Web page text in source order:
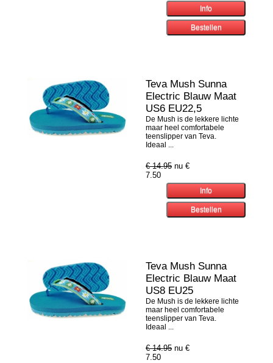
Teva Mush Sunna
Electric Blauw Maat
US6 EU22,5
De Mush is de lekkere lichte
maar heel comfortabele
teenslipper van Teva.
Ideaal ...
€ 14.95 nu €
7.50
Teva Mush Sunna
Electric Blauw Maat
US8 EU25
De Mush is de lekkere lichte
maar heel comfortabele
teenslipper van Teva.
Ideaal ...
€ 14.95 nu €
7.50